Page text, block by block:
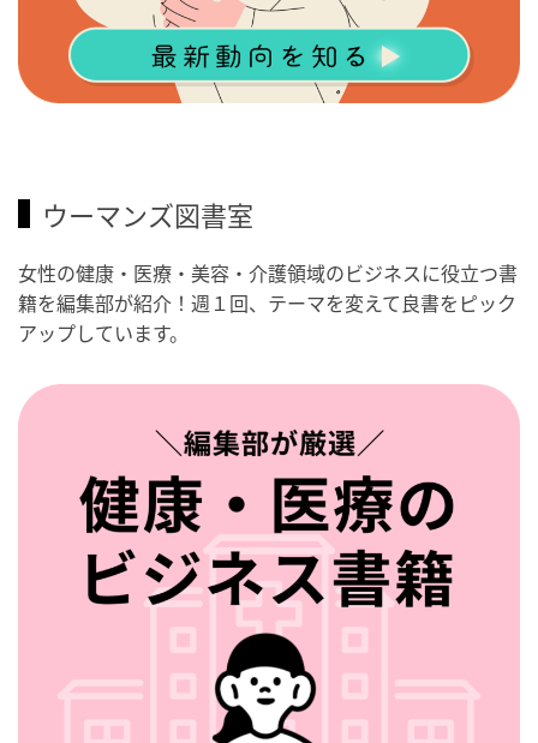
ウーマンズ図書室
女性の健康・医療・美容・介護領域のビジネスに役立つ書
籍を編集部が紹介！週１回、テーマを変えて良書をピック
アップしています。